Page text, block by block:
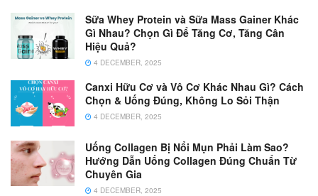
Sữa Whey Protein và Sữa Mass Gainer Khác
Gì Nhau? Chọn Gì Để Tăng Cơ, Tăng Cân
Hiệu Quả?
4 DECEMBER, 2025
Canxi Hữu Cơ và Vô Cơ Khác Nhau Gì? Cách
Chọn & Uống Đúng, Không Lo Sỏi Thận
4 DECEMBER, 2025
Uống Collagen Bị Nổi Mụn Phải Làm Sao?
Hướng Dẫn Uống Collagen Đúng Chuẩn Từ
Chuyên Gia
4 DECEMBER, 2025